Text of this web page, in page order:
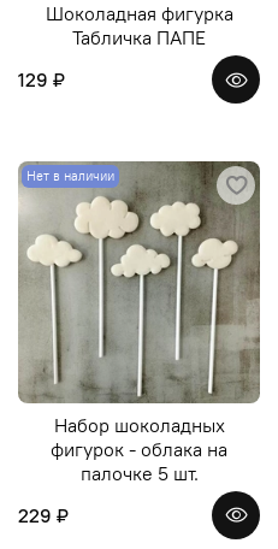
Шоколадная фигурка
Табличка ПАПЕ
129 ₽
Нет в наличии
Набор шоколадных
фигурок - облака на
палочке 5 шт.
229 ₽